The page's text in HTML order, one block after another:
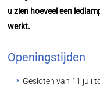
u zien hoeveel een
werkt.
Openingstijden
Gesloten van 11 juli